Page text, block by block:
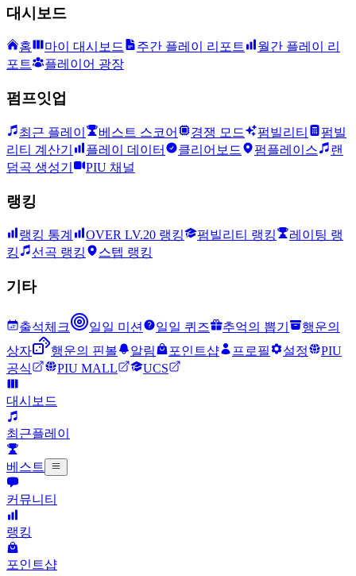
대시보드
홈 마이 대시보드 주간 플레이 리포트
월간 플레이 리
포트
플레이어 광장
펌프잇업
최근 플레이 베스트 스코어 경쟁 모드 펌빌리티
펌빌
리티 계산기
플레이 데이터 클리어보드 펌플레이스
랜
덤곡 생성기
PIU 채널
랭킹
랭킹 통계 OVER LV.20 랭킹 펌빌리티 랭킹
레이팅 랭
킹
선곡 랭킹 스텝 랭킹
기타
출석체크 일일 미션 일일 퀴즈 추억의 뽑기
행운의
상자
행운의 핀볼 알림 포인트샵 프로필 설정
PIU
공식
PIU MALL UCS
대시보드
최근플레이
베스트
커뮤니티
랭킹
포인트샵